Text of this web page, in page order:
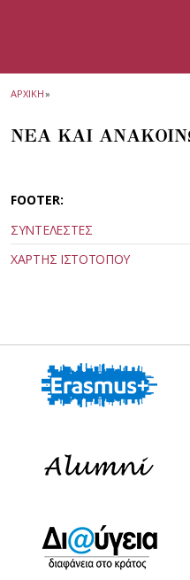
ΑΡΧΙΚΗ»
ΝΕΑ ΚΑΙ
FOOTER:
ΣΥΝΤΕΛΕΣΤΕΣ
ΧΑΡΤΗΣ ΙΣΤΟΤΟΠΟΥ